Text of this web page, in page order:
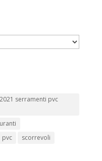
serramenti pvc
pvc
scorrevoli